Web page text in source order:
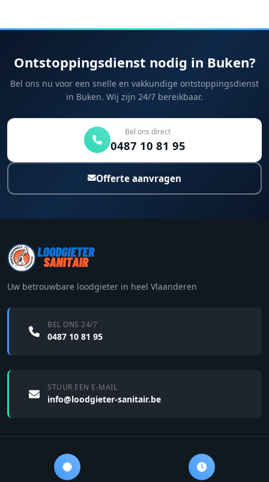
Ontstoppingsdienst nodig in Buken?
Bel ons nu voor een snelle en vakkundige ontstoppingsdienst
in Buken. Wij zijn 24/7 bereikbaar.
Bel ons direct
0487 10 81 95
Offerte aanvragen
Uw betrouwbare loodgieter in heel Vlaanderen
BEL ONS 24/7
0487 10 81 95
STUUR EEN E-MAIL
info@loodgieter-sanitair.be